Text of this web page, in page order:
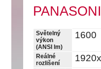
Světelný
výkon
(ANSI lm)
1600
Reálné
rozlišení